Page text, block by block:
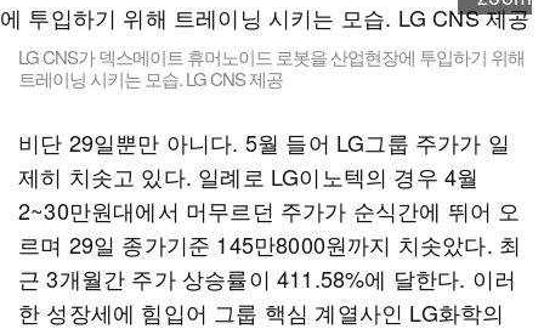
LG CNS가 덱스메이트 휴머노이드 로봇을 산업현장에 투입하기 위해
트레이닝 시키는 모습. LG CNS 제공
비단 29일뿐만 아니다. 5월 들어 LG그룹 주가가 일
제히 치솟고 있다. 일례로 LG이노텍의 경우 4월
2~30만원대에서 머무르던 주가가 순식간에 뛰어 오
르며 29일 종가기준 145만8000원까지 치솟았다. 최
근 3개월간 주가 상승률이 411.58%에 달한다. 이러
한 성장세에 힘입어 그룹 핵심 계열사인 LG화학의